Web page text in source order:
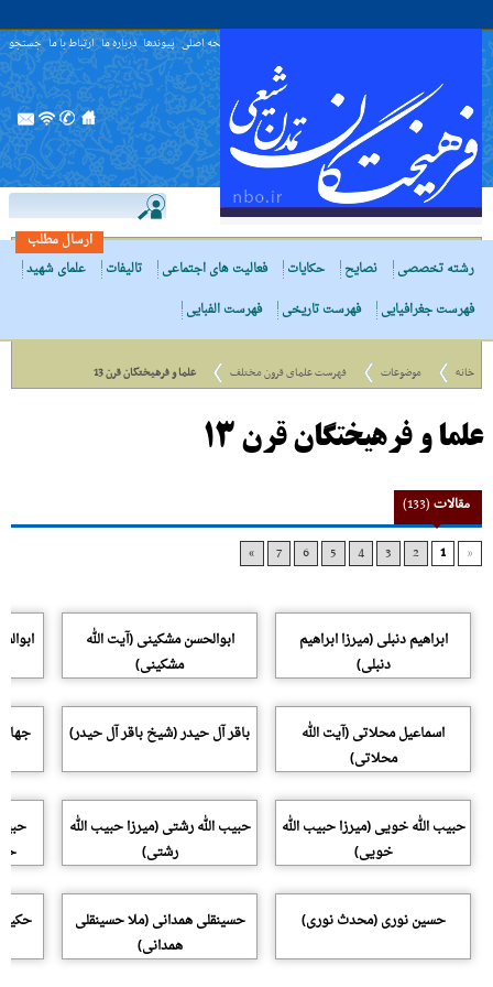
صفحه اصلی پیوندها درباره ما ارتباط با ما جستجو
ارسال مطلب
رشته تخصصی
نصایح حکایات فعالیت های اجتماعی تالیفات
علمای شهید
فهرست جغرافیایی
فهرست تاریخی فهرست الفبایی
خانه موضوعات فهرست علمای قرون مختلف علما و فرهیختگان قرن 13
علما و فرهیختگان قرن 13
مقالات(133)
«
1
2
3
4
5
6
7
»
ابراهیم دنبلی (میرزا ابراهیم
دنبلی)
ابوالحسن مشکینی (آیت الله
مشکینی)
اسماعیل محلاتی (آیت الله
محلاتی)
باقر آل حیدر (شیخ باقر آل حیدر)
حبیب الله خویی (میرزا حبیب الله
خویی)
حبیب الله رشتی (میرزا حبیب الله
رشتی)
حسین نوری (محدث نوری)
حسینقلی همدانی (ملا حسینقلی
همدانی)